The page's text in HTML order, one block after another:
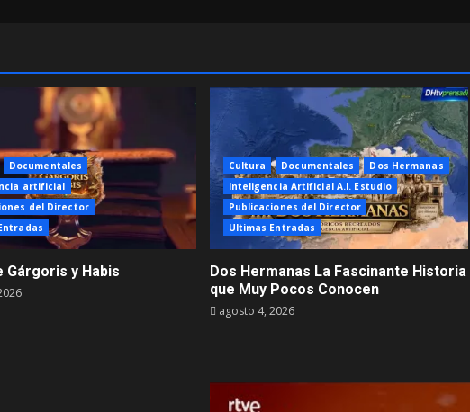
Documentales
artificial
del Director
Gárgoris y Habis
Cultura Documentales
Dos Hermanas
Inteligencia Artificial A.I. Estudio
Publicaciones del Director
Ultimas Entradas
Dos Hermanas La Fascinante Historia
que Muy Pocos Conocen
agosto 4, 2026